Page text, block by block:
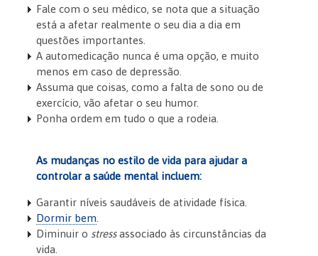
Fale com o seu médico, se nota que a situação
está a afetar realmente o seu dia a dia em
questões importantes.
A automedicação nunca é uma opção, e muito
menos em caso de depressão.
Assuma que coisas, como a falta de sono ou de
exercício, vão afetar o seu humor.
Ponha ordem em tudo o que a rodeia.
As mudanças no estilo de vida para ajudar a
controlar a saúde mental incluem:
Garantir níveis saudáveis de atividade física.
Dormir bem
Diminuir o stressassociado às circunstâncias da
vida.